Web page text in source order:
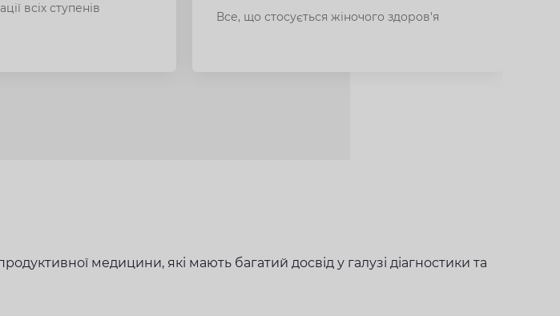
всіх ступенів
Все, що стосується жіночого здоров'я
медицини, які мають багатий досвід у галузі діагностики та